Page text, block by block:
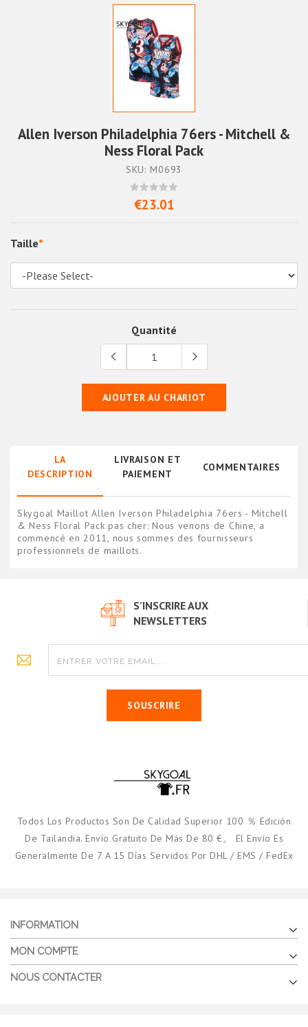
Allen Iverson Philadelphia 76ers - Mitchell &
Ness Floral Pack
SKU: M0693
€23.01
Taille*
Quantité
AJOUTER AU CHARIOT
LA
DESCRIPTION
LIVRAISON ET
PAIEMENT
COMMENTAIRES
Skygoal Maillot Allen Iverson Philadelphia 76ers - Mitchell
& Ness Floral Pack pas cher: Nous venons de Chine, a
commencé en 2011, nous sommes des fournisseurs
professionnels de maillots.
S'INSCRIRE AUX
NEWSLETTERS
SOUSCRIRE
Todos Los Productos Son De Calidad Superior 100 ％ Edición
De Tailandia. Envío Gratuito De Más De 80 €。 El Envío Es
Generalmente De 7 A 15 Días Servidos Por DHL / EMS / FedEx
INFORMATION
MON COMPTE
NOUS CONTACTER